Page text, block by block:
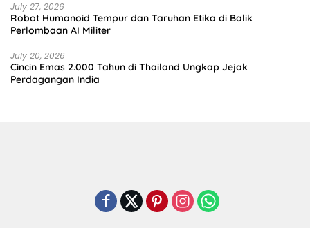
July 27, 2026
Robot Humanoid Tempur dan Taruhan Etika di Balik
Perlombaan AI Militer
July 20, 2026
Cincin Emas 2.000 Tahun di Thailand Ungkap Jejak
Perdagangan India